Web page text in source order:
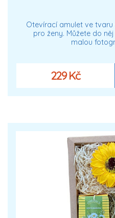
Otevírací amulet ve
pro ženy. Můžete do
malou
229 Kč